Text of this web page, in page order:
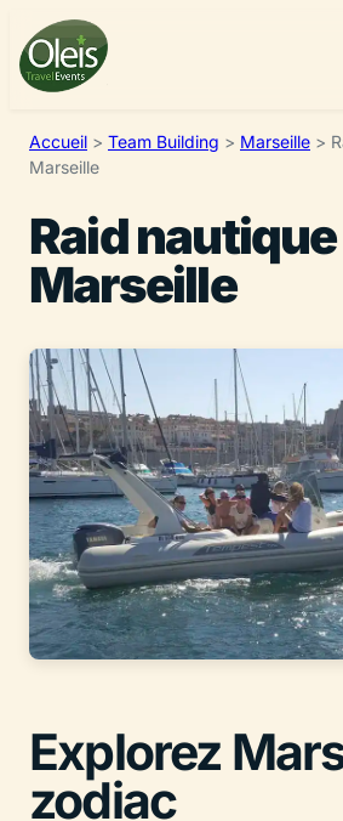
Accueil > Team Building > Marseille >
Marseille
Raid nautique
Marseille
Explorez
zodiac